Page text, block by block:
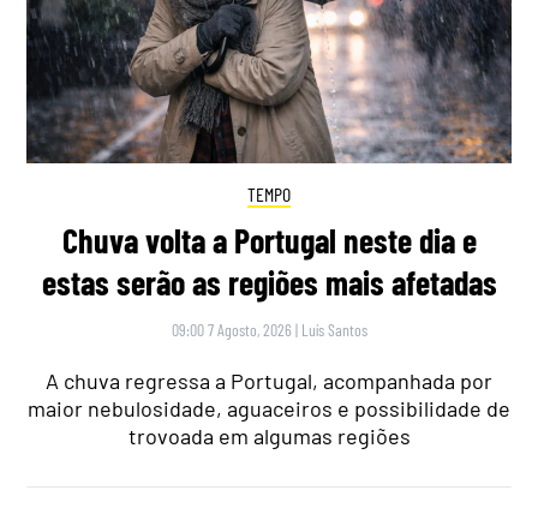
TEMPO
Chuva volta a Portugal neste dia e
estas serão as regiões mais afetadas
09:00 7 Agosto, 2026 | Luís Santos
A chuva regressa a Portugal, acompanhada por
maior nebulosidade, aguaceiros e possibilidade de
trovoada em algumas regiões